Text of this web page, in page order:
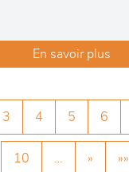
En savoir plus
3 4 5 6
10 » »»